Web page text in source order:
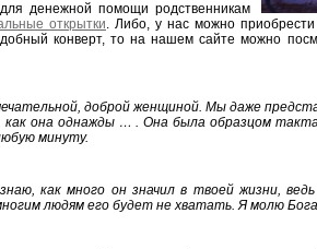
денежной помощи родственникам
открытки. Либо, у нас можно приобрести
конверт, то на нашем сайте можно
доброй женщиной. Мы даже
как она однажды … . Она была образцом
минуту.
как много он значил в твоей жизни,
людям его будет не хватать. Я молю